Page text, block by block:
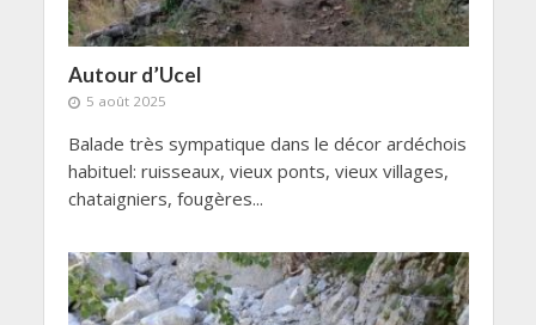
Autour d’Ucel
5 août 2025
Balade très sympatique dans le décor ardéchois
habituel: ruisseaux, vieux ponts, vieux villages,
chataigniers, fougères...